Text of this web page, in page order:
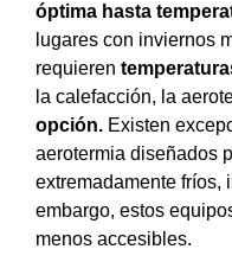
óptima hasta
lugares con inviernos
requieren
la calefacción, la
opción. Existen e
aerotermia diseñados
extremadamente fríos,
embargo, estos
menos accesibles.